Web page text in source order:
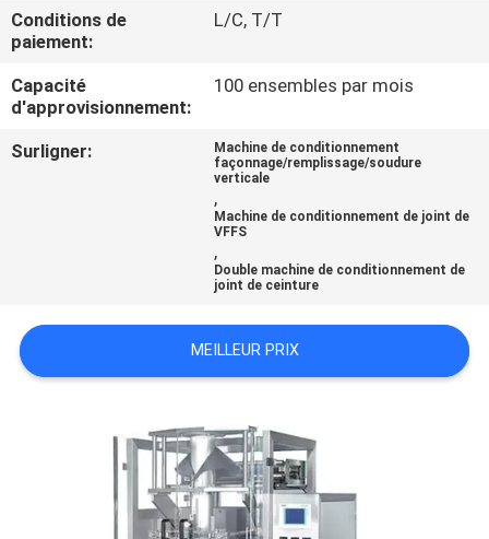
CONTACTEZ-
NOUS
NOUVELLES
SITEMAP
POLITIQUE
CONFIDENTIALITÉ
Conditions de
paiement:
L/C, T/T
Capacité
d'approvisionnement:
100 ensembles par mois
Surligner:
Machine de conditionnement
façonnage/remplissage/soudure
verticale
,
Machine de conditionnement de joint de
VFFS
,
Double machine de conditionnement de
joint de ceinture
MEILLEUR PRIX